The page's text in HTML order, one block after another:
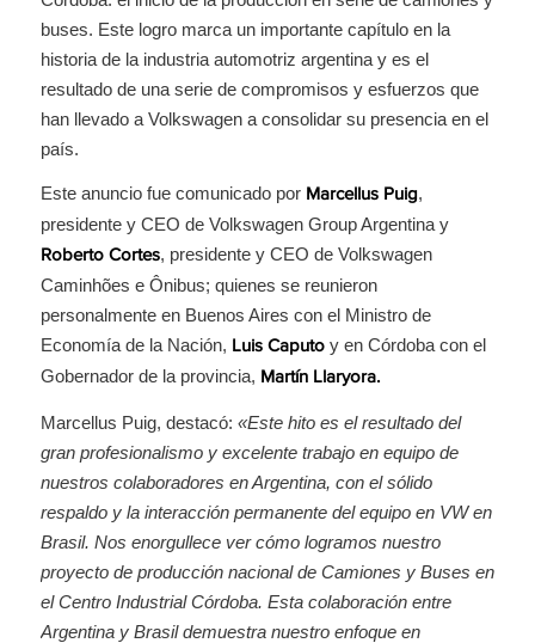
buses. Este logro marca un importante capítulo en la
historia de la industria automotriz argentina y es el
resultado de una serie de compromisos y esfuerzos que
han llevado a Volkswagen a consolidar su presencia en el
país.
Este anuncio fue comunicado por Marcellus Puig,
presidente y CEO de Volkswagen Group Argentina y
Roberto Cortes, presidente y CEO de Volkswagen
Caminhões e Ônibus; quienes se reunieron
personalmente en Buenos Aires con el Ministro de
Economía de la Nación, Luis Caputoy en Córdoba con el
Gobernador de la provincia, Martín Llaryora.
Marcellus Puig, destacó: «Este hito es el resultado del
gran profesionalismo y excelente trabajo en equipo de
nuestros colaboradores en Argentina, con el sólido
respaldo y la interacción permanente del equipo en VW en
Brasil. Nos enorgullece ver cómo logramos nuestro
proyecto de producción nacional de Camiones y Buses en
el Centro Industrial Córdoba. Esta colaboración entre
Argentina y Brasil demuestra nuestro enfoque en